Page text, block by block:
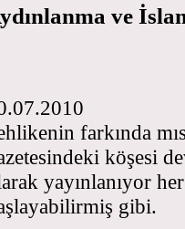
ve
farkında
köşesi
yayınlanıyor
gibi.